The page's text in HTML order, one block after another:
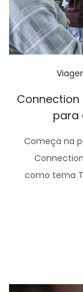
Connection
para
Começa na
como tema